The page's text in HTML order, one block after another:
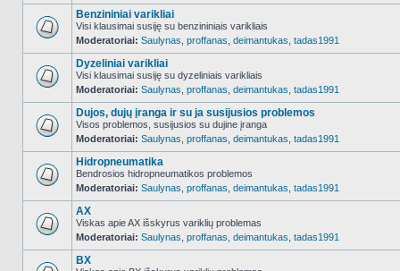
NO_UNREAD_POSTS
Benzininiai varikliai
Visi klausimai susiję su benzininiais varikliais
Moderatoriai: Saulynas proffanas deimantukas tadas1991
NO_UNREAD_POSTS
Dyzeliniai varikliai
Visi klausimai susiję su dyzeliniais varikliais
Moderatoriai: Saulynas proffanas deimantukas tadas1991
NO_UNREAD_POSTS
Dujos, dujų įranga ir su ja susijusios problemos
Visos problemos, susijusios su dujine įranga
Moderatoriai: Saulynas proffanas deimantukas tadas1991
NO_UNREAD_POSTS
Hidropneumatika
Bendrosios hidropneumatikos problemos
Moderatoriai: Saulynas proffanas deimantukas tadas1991
NO_UNREAD_POSTS
AX
Viskas apie AX išskyrus variklių problemas
Moderatoriai: Saulynas proffanas deimantukas tadas1991
BX